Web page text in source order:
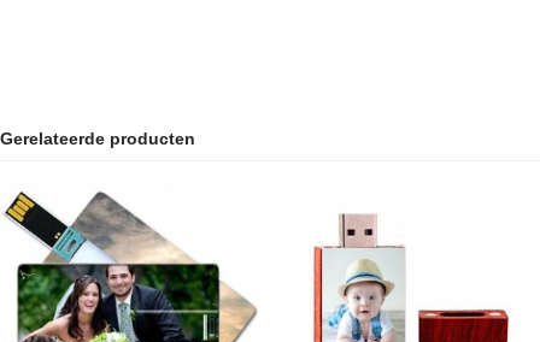
Gerelateerde producten